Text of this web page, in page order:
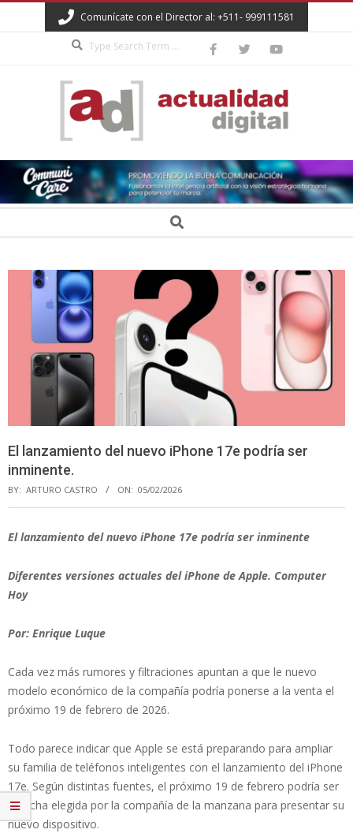
to
Comunícate con el Director al: +511- 999111581
ACTUALIDAD
DIGITAL Search
El lanzamiento del nuevo iPhone 17e podría ser
inminente.
BY: ARTURO CASTRO ON: 05/02/2026
El lanzamiento del nuevo iPhone 17e podría ser inminente
Diferentes versiones actuales del iPhone de Apple. Computer
Hoy
Por: Enrique Luque
Cada vez más rumores y filtraciones apuntan a que le nuevo
modelo económico de la compañía podría ponerse a la venta el
próximo 19 de febrero de 2026.
Todo parece indicar que Apple se está preparando para ampliar
su familia de teléfonos inteligentes con el lanzamiento del iPhone
17e. Según distintas fuentes, el próximo 19 de febrero podría ser
la fecha elegida por la compañía de la manzana para presentar su
nuevo dispositivo.